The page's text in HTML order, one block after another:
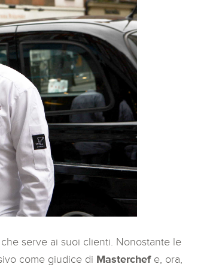
serve ai suoi clienti. Nonostante le
come giudice di Masterchefe, ora,